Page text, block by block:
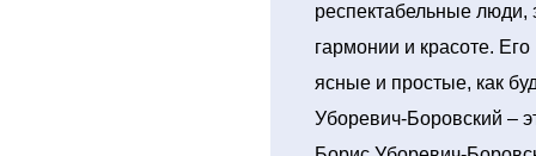
респектабельные люди,
гармонии и красоте.
ясные и простые, как
Уборевич-Боровский –